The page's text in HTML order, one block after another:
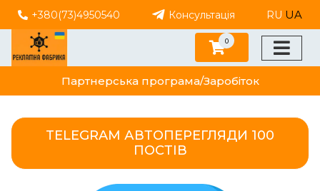
+380(73)4950540 Консультація RU UA
Партнерська програма/Заробіток
0
TELEGRAM АВТОПЕРЕГЛЯДИ 100
ПОСТІВ